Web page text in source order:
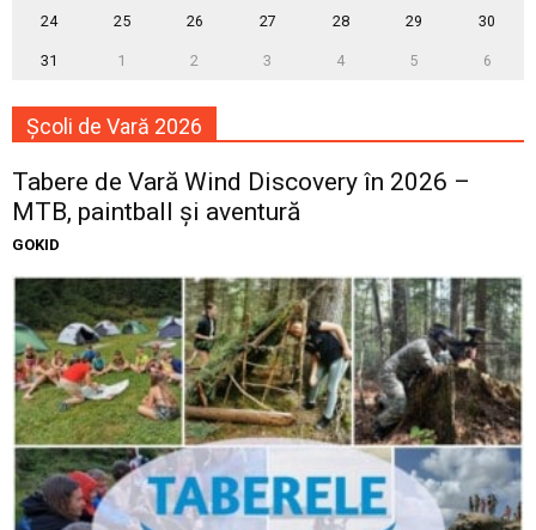
24 25 26 27 28 29 30
31 1 2 3 4 5 6
Școli de Vară 2026
Tabere de Vară Wind Discovery în 2026 –
MTB, paintball și aventură
GOKID